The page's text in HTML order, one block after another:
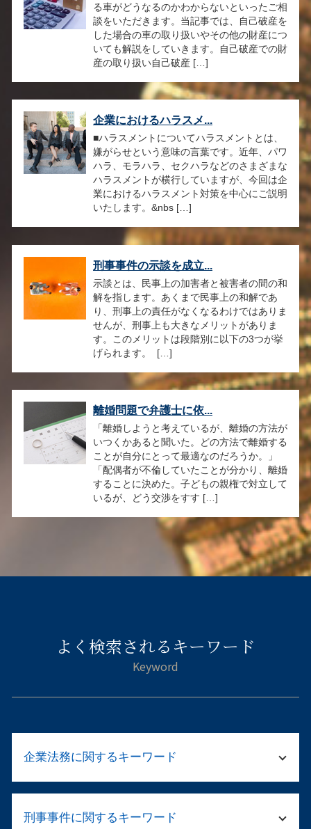
る車がどうなるのかわからないといったご相
談をいただきます。当記事では、自己破産を
した場合の車の取り扱いやその他の財産につ
いても解説をしていきます。自己破産での財
産の取り扱い自己破産 […]
企業におけるハラスメ...
■ハラスメントについてハラスメントとは、
嫌がらせという意味の言葉です。近年、パワ
ハラ、モラハラ、セクハラなどのさまざまな
ハラスメントが横行していますが、今回は企
業におけるハラスメント対策を中心にご説明
いたします。&nbs […]
刑事事件の示談を成立...
示談とは、民事上の加害者と被害者の間の和
解を指します。あくまで民事上の和解であ
り、刑事上の責任がなくなるわけではありま
せんが、刑事上も大きなメリットがありま
す。このメリットは段階別に以下の3つが挙
げられます。 […]
離婚問題で弁護士に依...
「離婚しようと考えているが、離婚の方法が
いつくかあると聞いた。どの方法で離婚する
ことが自分にとって最適なのだろうか。」
「配偶者が不倫していたことが分かり、離婚
することに決めた。子どもの親権で対立して
いるが、どう交渉をすす […]
よく検索されるキーワード
企業法務に関するキーワード
会社 倒産 社長
刑事事件に関するキーワード